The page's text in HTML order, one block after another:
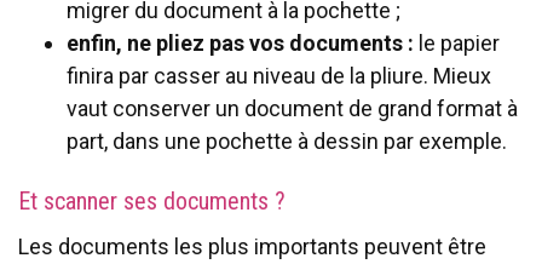
migrer du document à la pochette ;
enfin, ne pliez pas vos documents : le papier
finira par casser au niveau de la pliure. Mieux
vaut conserver un document de grand format à
part, dans une pochette à dessin par exemple.
Et scanner ses documents ?
Les documents les plus importants peuvent être